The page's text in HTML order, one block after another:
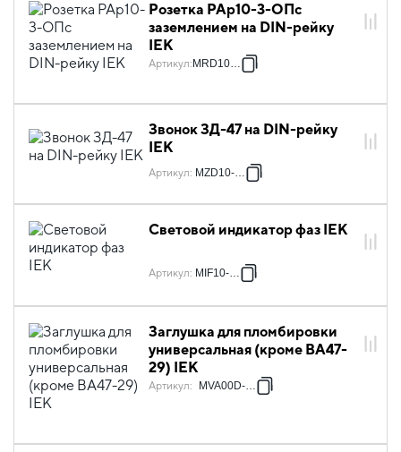
Розетка РАр10-3-ОПс
заземлением на DIN-рейку
IEK
Артикул: MRD10-16
Звонок ЗД-47 на DIN-рейку
IEK
Артикул: MZD10-230
Световой индикатор фаз IEK
Артикул: MIF10-400
Заглушка для пломбировки
универсальная (кроме ВА47-
29) IEK
Артикул: MVA00D-UBV